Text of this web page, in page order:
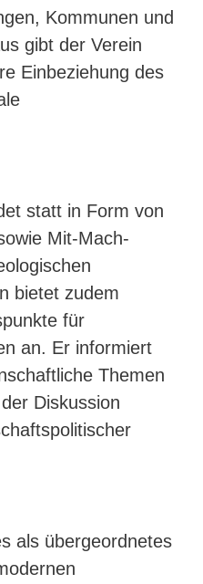
Kommunen und
gibt der Verein
Einbeziehung des
statt in Form von
Mit-Mach-
bietet zudem
für
an. Er informiert
Themen
Diskussion
als übergeordnetes